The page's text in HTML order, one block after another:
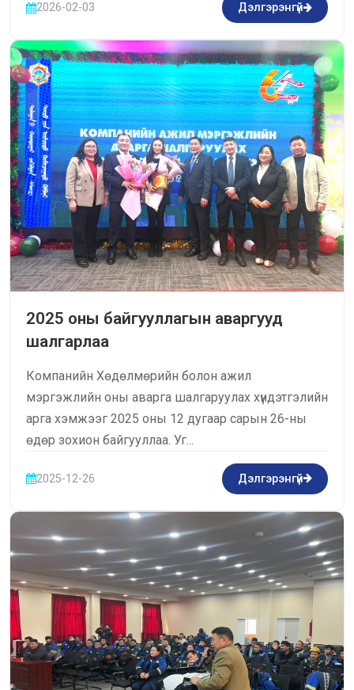
2026-02-03 Дэлгэрэнгүй
2025 оны байгууллагын аваргууд
шалгарлаа
Компанийн Хөдөлмөрийн болон ажил
мэргэжлийн оны аварга шалгаруулах хүндэтгэлийн
арга хэмжээг 2025 оны 12 дугаар сарын 26-ны
өдөр зохион байгууллаа. Уг...
2025-12-26 Дэлгэрэнгүй